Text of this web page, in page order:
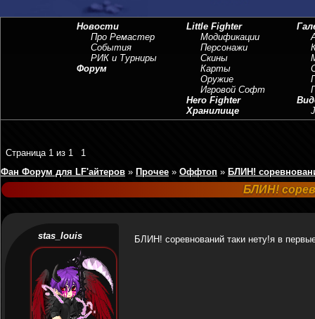
Новости
Про Ремастер
События
РИК и Турниры
Форум
Little Fighter
Модификации
Персонажи
Скины
Карты
Оружие
Игровой Софт
Hero Fighter
Хранилище
Страница 1 из 1
1
Фан Форум для LF'айтеров » Прочее » Оффтоп » БЛИН!
БЛИН!
stas_louis БЛИН! соревнований таки нету!я в